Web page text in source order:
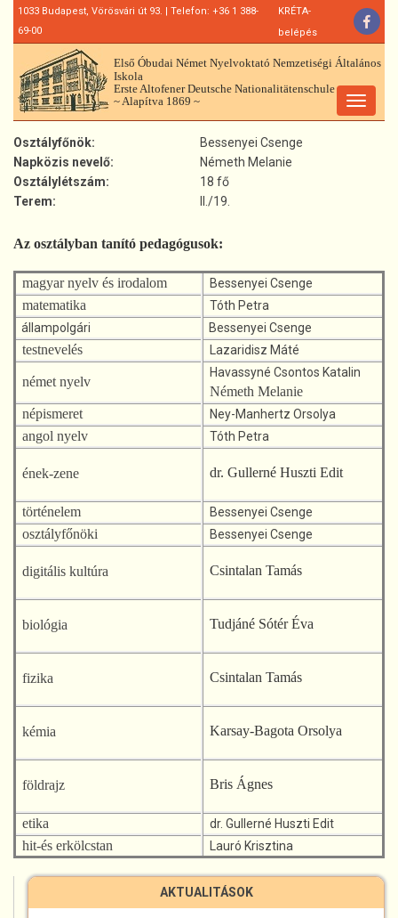
Ugrás1033 Budapest, Vörösvári út 93. | Telefon: +36 1 388-
69-00
KRÉTA-
belépés
Első Óbudai Német Nyelvoktató Nemzetiségi Általános
Iskola
Erste Altofener Deutsche Nationalitätenschule
~ Alapítva 1869 ~
Toggle
Osztályfőnök
Bessenyei Csenge
Napközis nevelő
Németh Melanie
Osztálylétszám
18 fő
Terem
II./19.
Az osztályban tanító pedagógusok:
magyar nyelv és irodalom Bessenyei Csenge
matematika
Tóth Petra
állampolgári
Bessenyei Csenge
testnevelés Lazaridisz Máté
német nyelv
Havassyné Csontos Katalin
Németh Melanie
népismeret
Ney-Manhertz Orsolya
angol nyelv Tóth Petra
ének-zene dr. Gullerné Huszti Edit
történelem Bessenyei Csenge
osztályfőnöki Bessenyei Csenge
digitális kultúra Csintalan Tamás
biológia Tudjáné Sótér Éva
fizika Csintalan Tamás
kémia Karsay-Bagota Orsolya
földrajz Bris Ágnes
etika dr. Gullerné Huszti Edit
hit-és erkölcstan Lauró Krisztina
AKTUALITÁSOK